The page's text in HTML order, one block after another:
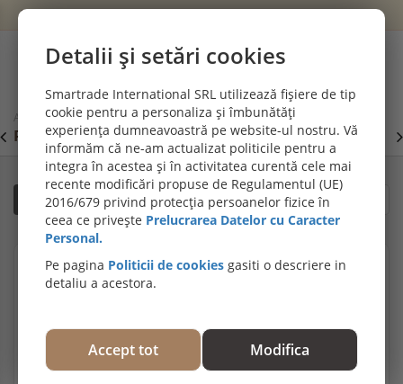
Cont
Acasă Plăci tehnice pentru construcții (placaj, panouri cofraj)
PROMOȚII DE IULIE! PARCHET SPC SI LVT: Viziteaza
secțiunea de pardoseli SPC SI LVT
Filtrează Sortare după relevanță
Detalii și setări cookies
Smartrade International SRL utilizează fișiere de tip
cookie pentru a personaliza și îmbunătăți
experiența dumneavoastră pe website-ul nostru. Vă
informăm că ne-am actualizat politicile pentru a
integra în acestea și în activitatea curentă cele mai
recente modificări propuse de Regulamentul (UE)
2016/679 privind protecția persoanelor fizice în
ceea ce privește Prelucrarea Datelor cu Caracter
Personal.
Pe pagina Politicii de cookies gasiti o descriere in
detaliu a acestora.
Accept tot Modifica